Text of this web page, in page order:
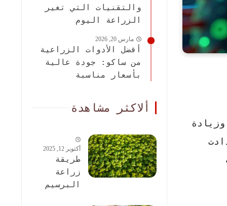
والتقنيات التي تغير
الزراعة اليوم
مارس 20, 2026
أفضل الأدوات الزراعية
من ساكو: جودة عالية
بأسعار مناسبة
ألاكثر مشاهدة
أكتوبر 12, 2025
طريقة
زراعة
البرسيم